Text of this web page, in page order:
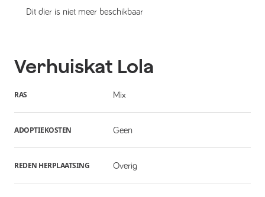
Dit dier is niet meer beschikbaar
Verhuiskat Lola
RAS Mix
ADOPTIEKOSTEN Geen
REDEN HERPLAATSING Overig